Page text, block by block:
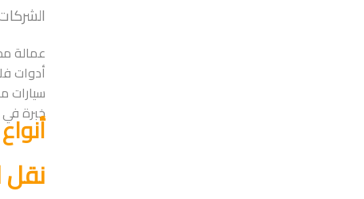
عمالة
أدوات
سيارات
خبرة في
نقل